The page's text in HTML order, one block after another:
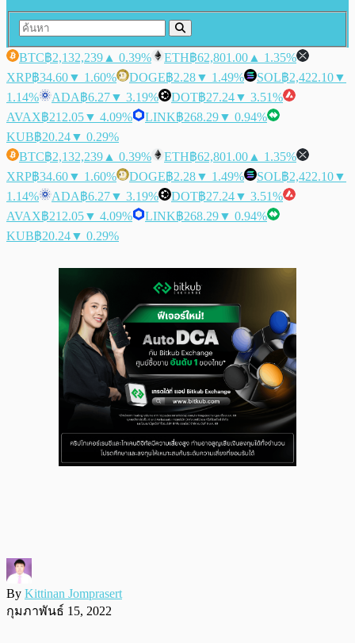
BTC฿2,132,239 ▲ 0.39% ETH฿62,801.00 ▲ 1.35%
XRP฿34.60▼ 1.60% DOGE฿2.28▼ 1.49% SOL฿2,422.10▼
1.14%
ADA฿6.27▼ 3.19% DOT฿27.24▼ 3.51%
AVAX฿212.05▼ 4.09% LINK฿268.29▼ 0.94%
KUB฿20.24▼ 0.29%
BTC฿2,132,239 ▲ 0.39% ETH฿62,801.00 ▲ 1.35%
XRP฿34.60▼ 1.60% DOGE฿2.28▼ 1.49% SOL฿2,422.10▼
1.14%
ADA฿6.27▼ 3.19% DOT฿27.24▼ 3.51%
AVAX฿212.05▼ 4.09% LINK฿268.29▼ 0.94%
KUB฿20.24▼ 0.29%
By Kittinan Jomprasert
กุมภาพันธ์ 15, 2022